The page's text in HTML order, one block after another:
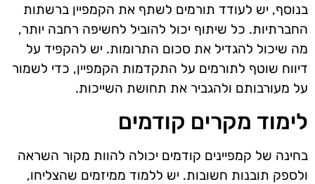
בנוסף, יש לעודד תורמים לשתף את הקמפיין ברשתות
החברתיות. כל שיתוף יכול להוביל לחשיפה רחבה יותר,
מה שיכול להגדיל את סכום התרומות. יש להקפיד על
דיווח שוטף לתורמים על התקדמות הקמפיין, כדי לשמור
על מעורבותם ולהגביר את תחושת השייכות.
לימוד מקרים קודמים
בחינה של קמפיינים קודמים יכולה להוות מקור השראה
ולספק תובנות חשובות. יש ללמוד ממיזמים שהצליחו,